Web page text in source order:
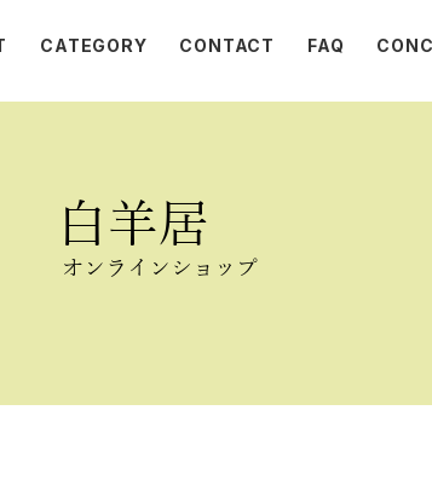
CATEGORY CONTACT FAQ